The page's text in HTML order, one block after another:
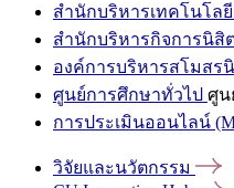
สำนักบริหารเทคโนโล
สำนักบริหารกิจการนิสิ
องค์การบริหารสโมสร
ศูนย์การศึกษาทั่วไป ศูน
การประเมินออนไลน์
วิจัยและนวัตกรรม